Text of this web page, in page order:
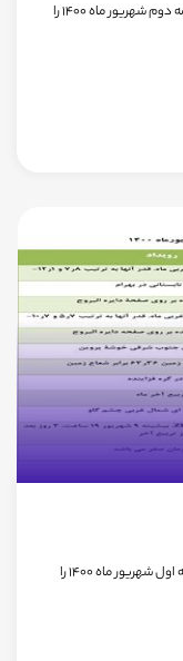
مرکز علوم و ستاره شناسی تهران، رویدادهای نجومی نیمه دوم شهریور ماه 1400 را
مرکز علوم و ستاره شناسی تهران رویدادهای نجومی نیمه اول شهریور ماه 1400 را